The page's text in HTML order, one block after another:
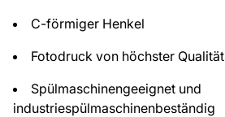
C-förmiger Henkel
Fotodruck von höchster Qualität
Spülmaschinengeeignet und
industriespülmaschinenbeständig